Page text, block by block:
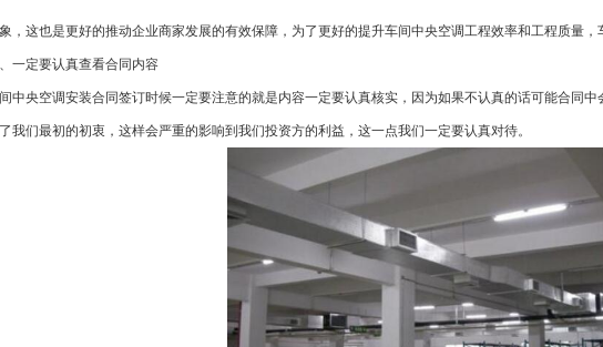
，这也是更好的推动企业商家发展的有效保障，为了更好的提升车间中央空调工程效率和工程质量，
定要认真查看合同内容
央空调安装合同签订时候一定要注意的就是内容一定要认真核实，因为如果不认真的话可能合同中
我们最初的初衷，这样会严重的影响到我们投资方的利益，这一点我们一定要认真对待。